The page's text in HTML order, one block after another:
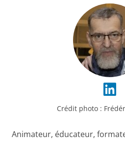
Crédit photo :
Animateur, éducateur,